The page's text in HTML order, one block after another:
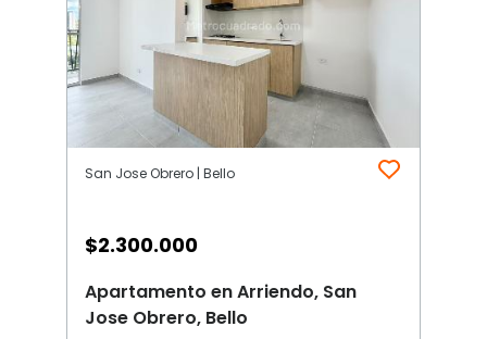
San Jose Obrero | Bello
$2.300.000
Apartamento en Arriendo, San
Jose Obrero, Bello